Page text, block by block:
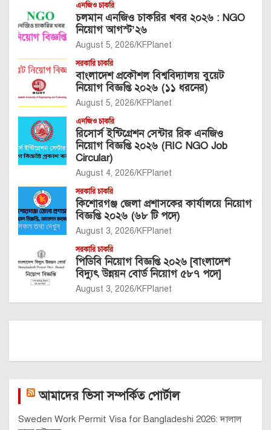
এনজিও চাকরি
চলমান এনজিও চাকরির খবর ২০২৬ : NGO
নিয়োগ আগস্ট’২৬
August 5, 2026 KFPlanet
সরকারি চাকরি
বাংলাদেশ প্রকৌশল বিশ্ববিদ্যালয় বুয়েট
নিয়োগ বিজ্ঞপ্তি ২০২৬ (১১ ধরনের)
August 5, 2026 KFPlanet
এনজিও চাকরি
রিসোর্স ইন্টিগ্রেশন সেন্টার রিক এনজিও
নিয়োগ বিজ্ঞপ্তি ২০২৬ (RIC NGO Job
Circular)
August 4, 2026 KFPlanet
সরকারি চাকরি
কিশোরগঞ্জ জেলা প্রশাসকের কার্যালয়ে নিয়োগ
বিজ্ঞপ্তি ২০২৬ (৬৮ টি পদে)
August 3, 2026 KFPlanet
সরকারি চাকরি
পিডিবি নিয়োগ বিজ্ঞপ্তি ২০২৬ [বাংলাদেশ
বিদ্যুৎ উন্নয়ন বোর্ড নিয়োগ ৫৮৭ পদে]
August 3, 2026 KFPlanet
আমাদের ভিসা সম্পর্কিত পোর্টাল
Sweden Work Permit Visa for Bangladeshi 2026: দালাল